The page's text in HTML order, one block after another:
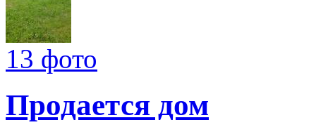
13 фото
Продается дом